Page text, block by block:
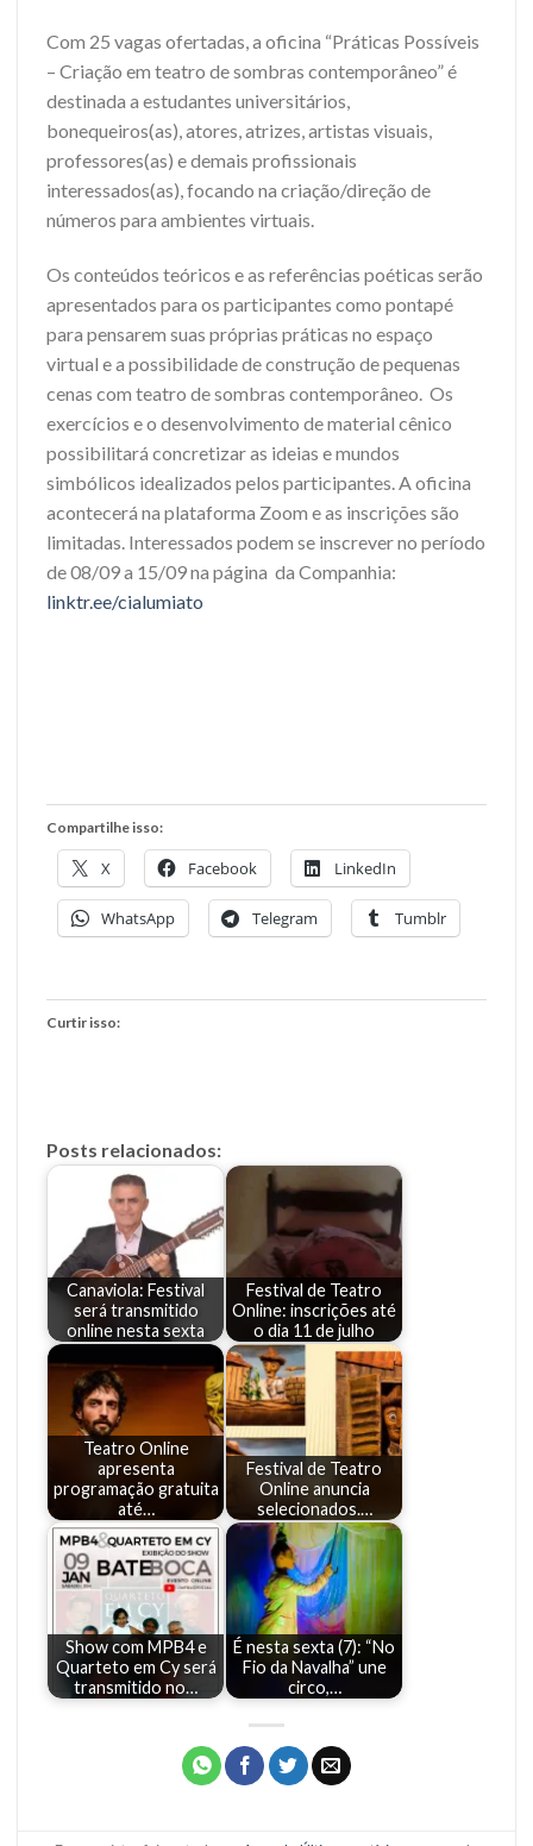
Com 25 vagas ofertadas, a oficina “Práticas Possíveis
– Criação em teatro de sombras contemporâneo” é
destinada a estudantes universitários,
bonequeiros(as), atores, atrizes, artistas visuais,
professores(as) e demais profissionais
interessados(as), focando na criação/direção de
números para ambientes virtuais.
Os conteúdos teóricos e as referências poéticas serão
apresentados para os participantes como pontapé
para pensarem suas próprias práticas no espaço
virtual e a possibilidade de construção de pequenas
cenas com teatro de sombras contemporâneo. Os
exercícios e o desenvolvimento de material cênico
possibilitará concretizar as ideias e mundos
simbólicos idealizados pelos participantes. A oficina
acontecerá na plataforma Zoom e as inscrições são
limitadas. Interessados podem se inscrever no período
de 08/09 a 15/09 na página da Companhia:
linktr.ee/cialumiato
Compartilhe isso:
X Facebook LinkedIn
WhatsApp Telegram Tumblr
Curtir isso:
Posts relacionados:
Canaviola: Festival
será transmitido
online nesta sexta
Festival de Teatro
Online: inscrições até
o dia 11 de julho
Teatro Online
apresenta
programação gratuita
até…
Festival de Teatro
Online anuncia
selecionados.…
Show com MPB4 e
Quarteto em Cy será
transmitido no…
É nesta sexta (7): “No
Fio da Navalha” une
circo,…